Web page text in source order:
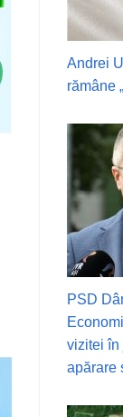
Andrei
rămâne
PSD
vizitei în
apărare